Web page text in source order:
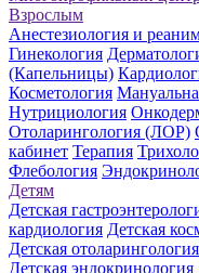
Взрослым
Анестезиология и
Гинекология
(Капельницы)
Косметология
Нутрициология
Отоларингология (ЛОР)
кабинет Терапия
Флебология
Детям
Детская
кардиология Детская
Детская
Детская эндокринология